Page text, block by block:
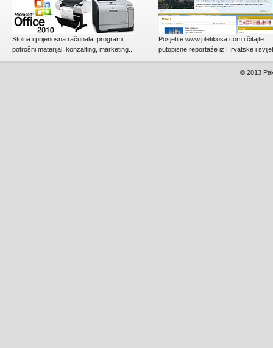
Stolna i prijenosna računala, programi,
potrošni materijal, konzalting, marketing...
Posjetite www.pletikosa.com i čitajte
putopisne reportaže iz Hrvatske i
© 2013